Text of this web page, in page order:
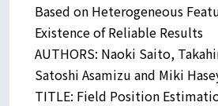
Based on Heterogeneous
Existence of Reliable Results
AUTHORS: Naoki Saito,
Satoshi Asamizu and Miki
TITLE: Field Position